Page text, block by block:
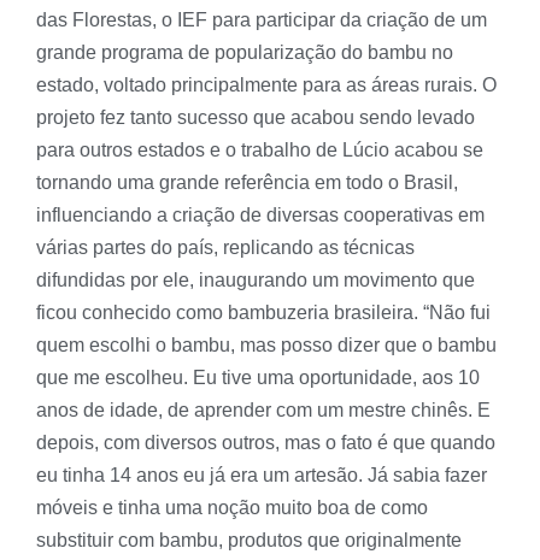
das Florestas, o IEF para participar da criação de um
grande programa de popularização do bambu no
estado, voltado principalmente para as áreas rurais. O
projeto fez tanto sucesso que acabou sendo levado
para outros estados e o trabalho de Lúcio acabou se
tornando uma grande referência em todo o Brasil,
influenciando a criação de diversas cooperativas em
várias partes do país, replicando as técnicas
difundidas por ele, inaugurando um movimento que
ficou conhecido como bambuzeria brasileira. “Não fui
quem escolhi o bambu, mas posso dizer que o bambu
que me escolheu. Eu tive uma oportunidade, aos 10
anos de idade, de aprender com um mestre chinês. E
depois, com diversos outros, mas o fato é que quando
eu tinha 14 anos eu já era um artesão. Já sabia fazer
móveis e tinha uma noção muito boa de como
substituir com bambu, produtos que originalmente